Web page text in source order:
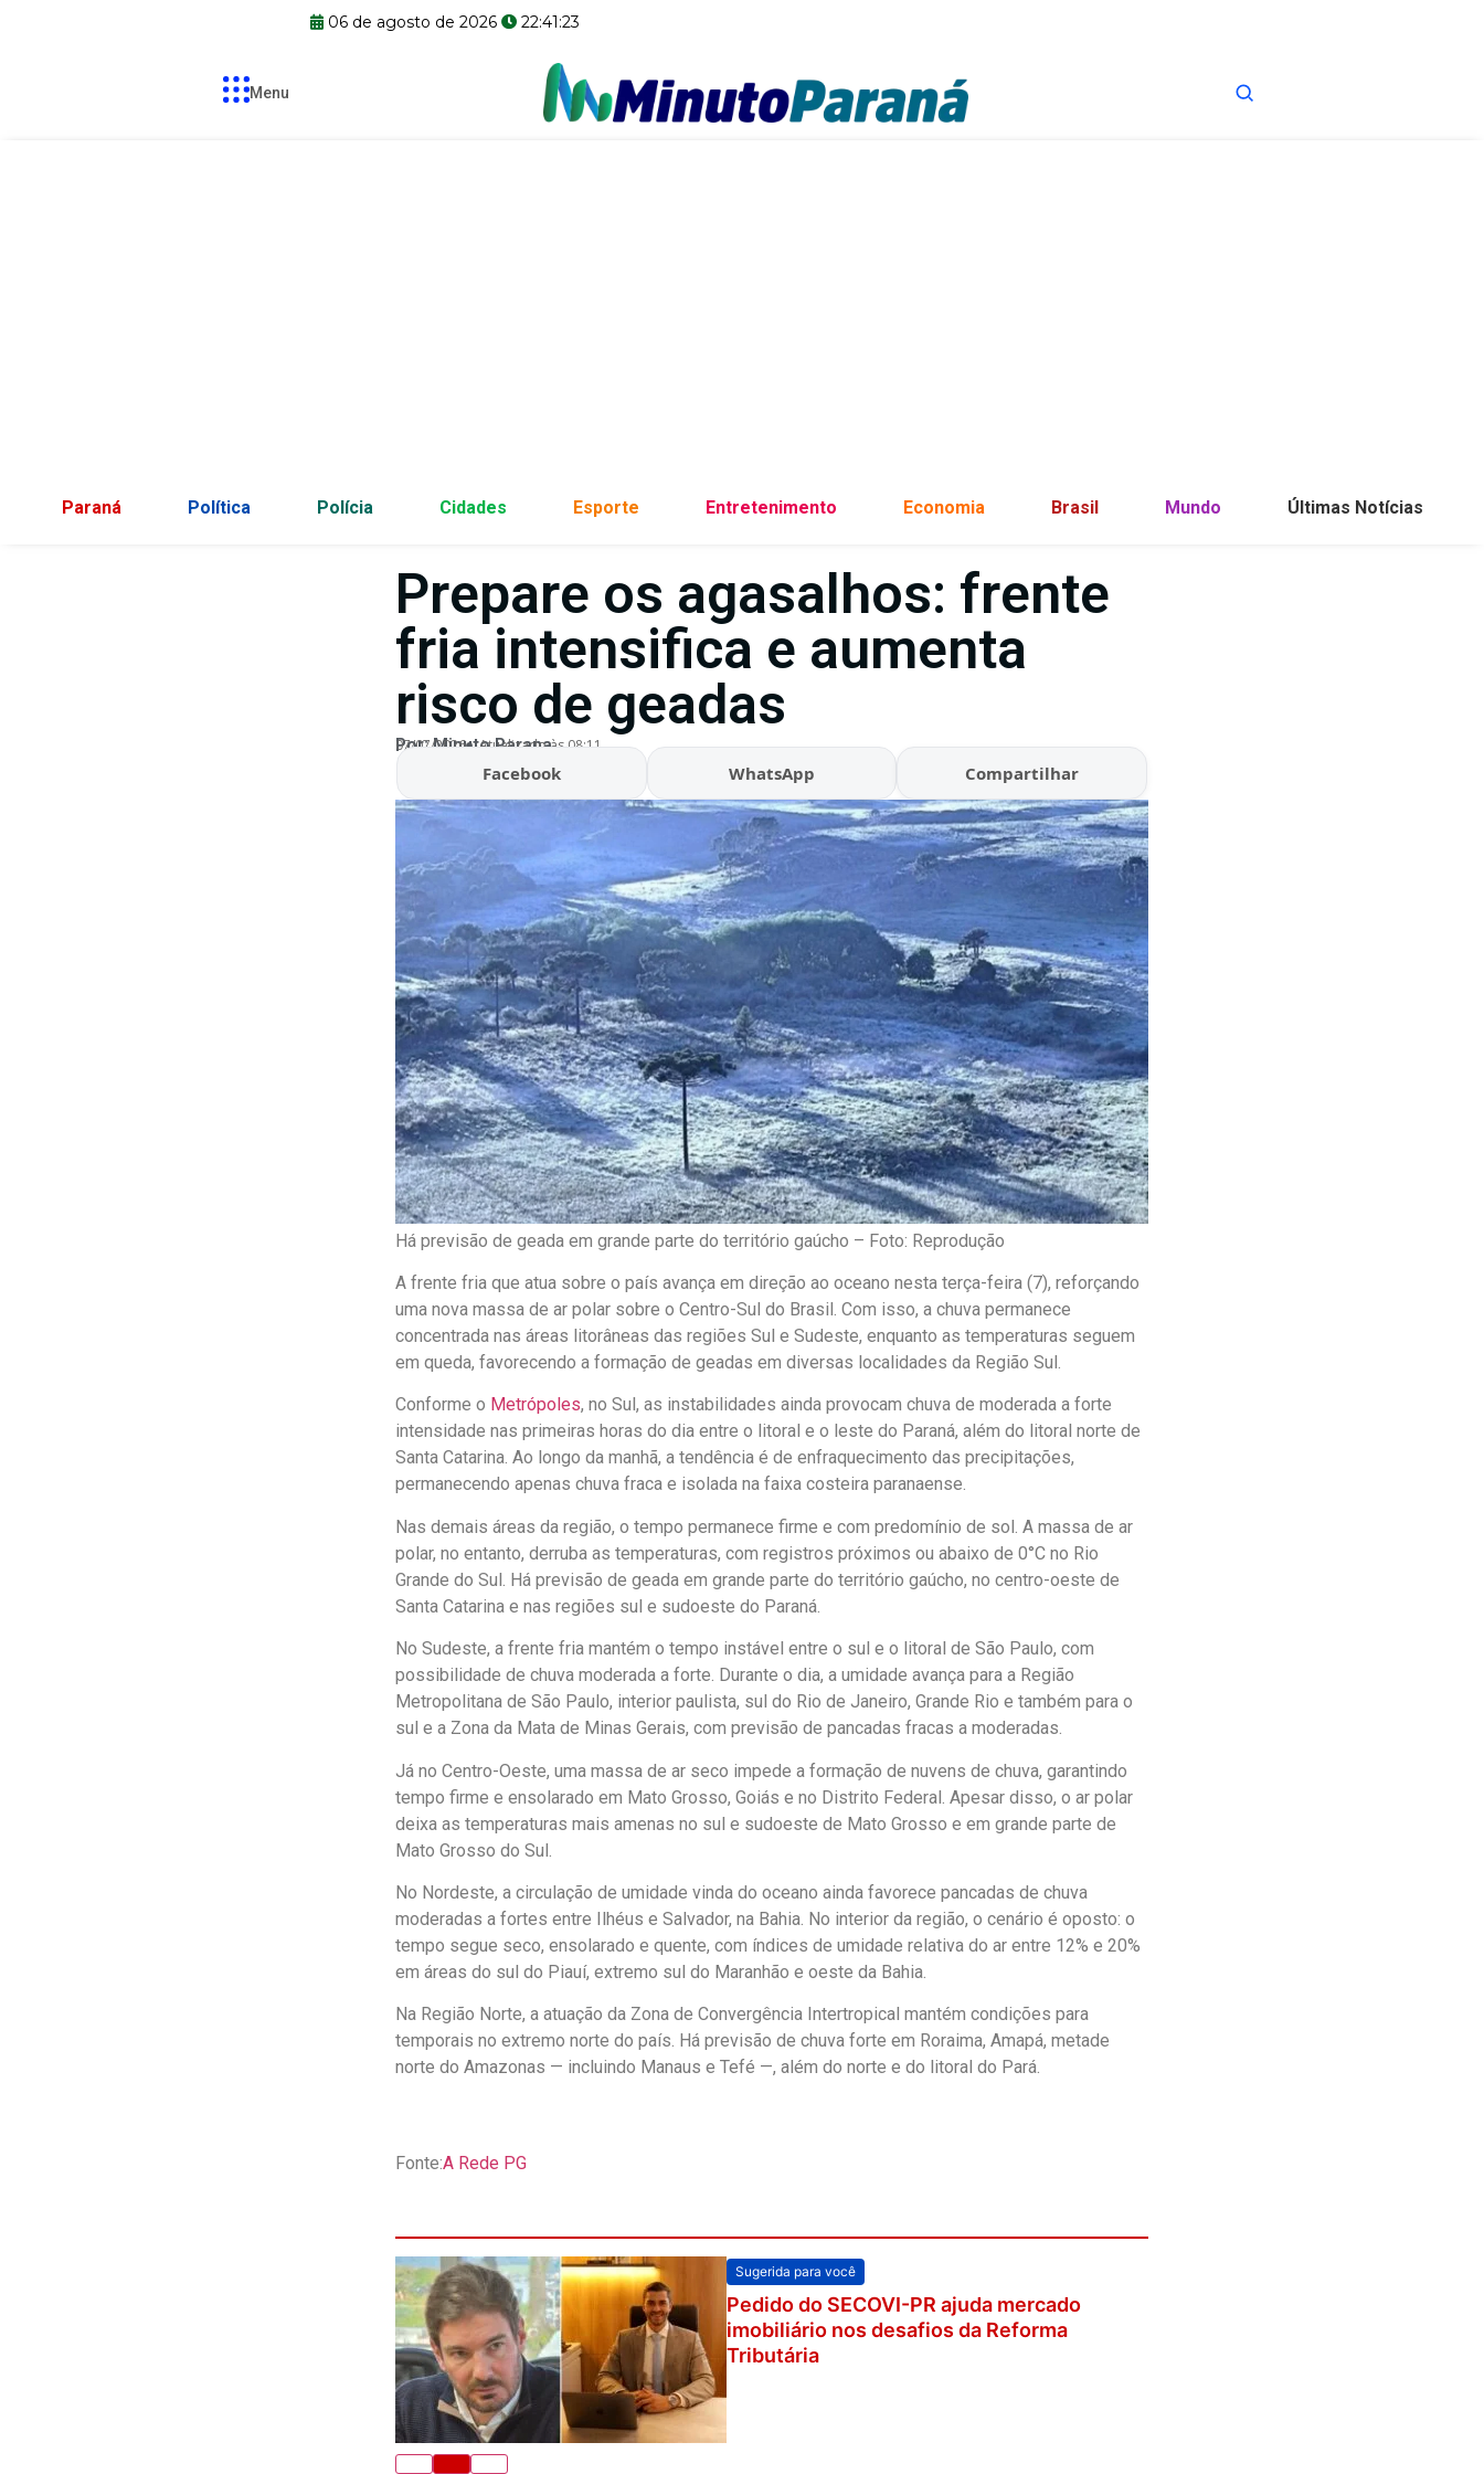
06 de agosto de 2026 22:41:24
Menu
Paraná Política Polícia Cidades Esporte Entretenimento Economia Brasil Mundo Últimas Notícias
Prepare os agasalhos: frente
fria intensifica e aumenta
risco de geadas
Por:Minuto Parana
07/07/2026 Atualizado às 08:11
Facebook WhatsApp Compartilhar
Há previsão de geada em grande parte do território gaúcho – Foto: Reprodução
A frente fria que atua sobre o país avança em direção ao oceano nesta terça-feira (7), reforçando
uma nova massa de ar polar sobre o Centro-Sul do Brasil. Com isso, a chuva permanece
concentrada nas áreas litorâneas das regiões Sul e Sudeste, enquanto as temperaturas seguem
em queda, favorecendo a formação de geadas em diversas localidades da Região Sul.
Conforme o Metrópoles, no Sul, as instabilidades ainda provocam chuva de moderada a forte
intensidade nas primeiras horas do dia entre o litoral e o leste do Paraná, além do litoral norte de
Santa Catarina. Ao longo da manhã, a tendência é de enfraquecimento das precipitações,
permanecendo apenas chuva fraca e isolada na faixa costeira paranaense.
Nas demais áreas da região, o tempo permanece firme e com predomínio de sol. A massa de ar
polar, no entanto, derruba as temperaturas, com registros próximos ou abaixo de 0°C no Rio
Grande do Sul. Há previsão de geada em grande parte do território gaúcho, no centro-oeste de
Santa Catarina e nas regiões sul e sudoeste do Paraná.
No Sudeste, a frente fria mantém o tempo instável entre o sul e o litoral de São Paulo, com
possibilidade de chuva moderada a forte. Durante o dia, a umidade avança para a Região
Metropolitana de São Paulo, interior paulista, sul do Rio de Janeiro, Grande Rio e também para o
sul e a Zona da Mata de Minas Gerais, com previsão de pancadas fracas a moderadas.
Já no Centro-Oeste, uma massa de ar seco impede a formação de nuvens de chuva, garantindo
tempo firme e ensolarado em Mato Grosso, Goiás e no Distrito Federal. Apesar disso, o ar polar
deixa as temperaturas mais amenas no sul e sudoeste de Mato Grosso e em grande parte de
Mato Grosso do Sul.
No Nordeste, a circulação de umidade vinda do oceano ainda favorece pancadas de chuva
moderadas a fortes entre Ilhéus e Salvador, na Bahia. No interior da região, o cenário é oposto: o
tempo segue seco, ensolarado e quente, com índices de umidade relativa do ar entre 12% e 20%
em áreas do sul do Piauí, extremo sul do Maranhão e oeste da Bahia.
Na Região Norte, a atuação da Zona de Convergência Intertropical mantém condições para
temporais no extremo norte do país. Há previsão de chuva forte em Roraima, Amapá, metade
norte do Amazonas — incluindo Manaus e Tefé —, além do norte e do litoral do Pará.
Fonte:A Rede PG
Sugerida para você
Pedido do SECOVI-PR ajuda mercado
imobiliário nos desafios da Reforma
Tributária